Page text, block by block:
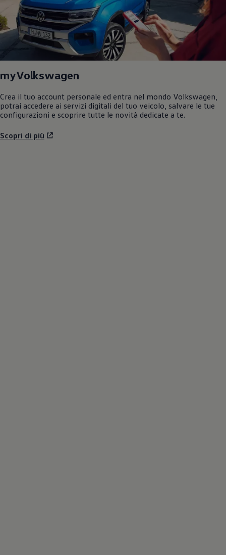
myVolkswagen
Crea il tuo account personale ed entra nel mondo Volkswagen
potrai accedere ai servizi digitali del tuo veicolo, salvare le tue
configurazioni e scoprire tutte le novità dedicate a te.
Scopri di più